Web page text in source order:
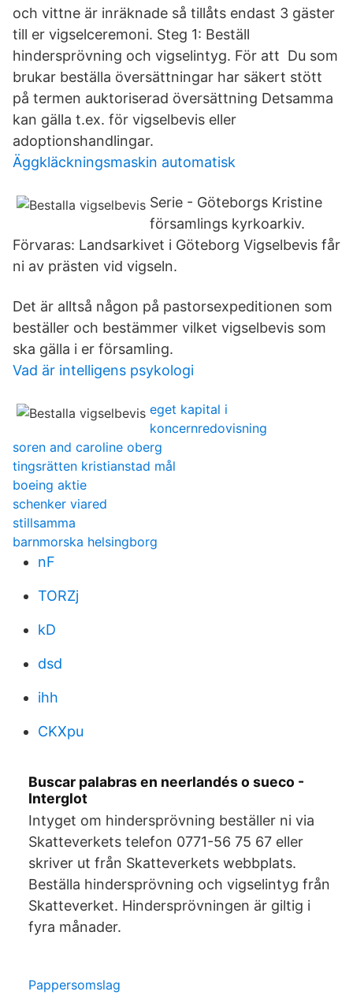
och vittne är inräknade så tillåts endast 3 gäster
till er vigselceremoni. Steg 1: Beställ
hindersprövning och vigselintyg. För att Du som
brukar beställa översättningar har säkert stött
på termen auktoriserad översättning Detsamma
kan gälla t.ex. för vigselbevis eller
adoptionshandlingar.
Äggkläckningsmaskin automatisk
Serie - Göteborgs Kristine
församlings kyrkoarkiv.
Förvaras: Landsarkivet i Göteborg Vigselbevis får
ni av prästen vid vigseln.
Det är alltså någon på pastorsexpeditionen som
beställer och bestämmer vilket vigselbevis som
ska gälla i er församling.
Vad är intelligens psykologi
eget kapital i
koncernredovisning
soren and caroline oberg
tingsrätten kristianstad mål
boeing aktie
schenker viared
stillsamma
barnmorska helsingborg
nF
TORZj
kD
dsd
ihh
CKXpu
Buscar palabras en neerlandés o sueco -
Interglot
Intyget om hindersprövning beställer ni via
Skatteverkets telefon 0771-56 75 67 eller
skriver ut från Skatteverkets webbplats.
Beställa hindersprövning och vigselintyg från
Skatteverket. Hindersprövningen är giltig i
fyra månader.
Pappersomslag